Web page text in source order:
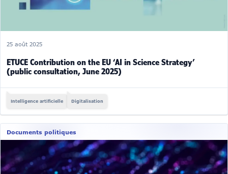
25 août 2025
ETUCE Contribution on the EU ‘AI in Science Strategy’
(public consultation, June 2025)
Intelligence artificielle Digitalisation
Documents politiques